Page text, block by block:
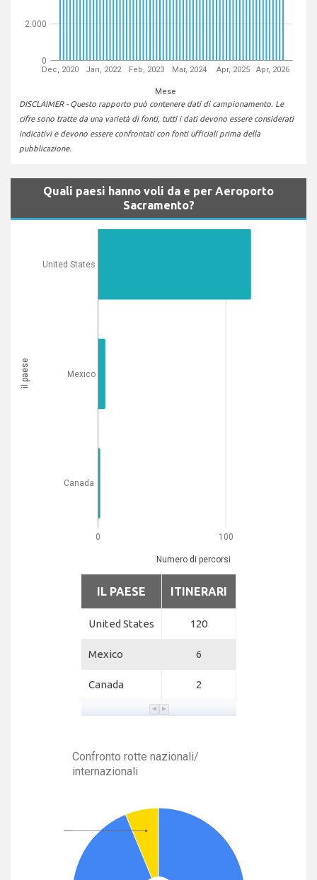
Dec, 2020 Jan, 2022 Feb, 2023 Mar, 2024 Apr, 2025 Apr, 2026
Mese
0
2.000
DISCLAIMER - Questo rapporto può contenere dati di campionamento. Le
cifre sono tratte da una varietà di fonti, tutti i dati devono essere considerati
indicativi e devono essere confrontati con fonti ufficiali prima della
pubblicazione.
Quali paesi hanno voli da e per Aeroporto
Sacramento?
0 100
Numero di percorsi
United States
Mexico
Canada
il paese
IL PAESE ITINERARI
United States 120
Mexico 6
Canada 2
Confronto rotte nazionali/
internazionali